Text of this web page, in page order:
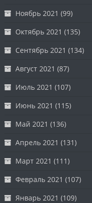
Ноябрь 2021 (99)
Октябрь 2021 (135)
Сентябрь 2021 (134)
Август 2021 (87)
Июль 2021 (107)
Июнь 2021 (115)
Май 2021 (136)
Апрель 2021 (131)
Март 2021 (111)
Февраль 2021 (107)
Январь 2021 (109)